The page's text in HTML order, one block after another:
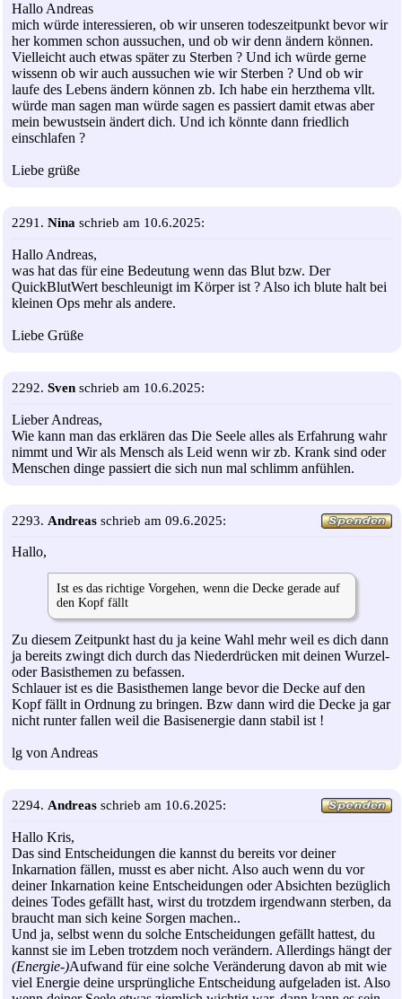
Hallo Andreas
mich würde interessieren, ob wir unseren todeszeitpunkt bevor wir
her kommen schon aussuchen, und ob wir denn ändern können.
Vielleicht auch etwas später zu Sterben ? Und ich würde gerne
wissenn ob wir auch aussuchen wie wir Sterben ? Und ob wir
laufe des Lebens ändern können zb. Ich habe ein herzthema vllt.
würde man sagen man würde sagen es passiert damit etwas aber
mein bewustsein ändert dich. Und ich könnte dann friedlich
einschlafen ?
Liebe grüße
2291. Nina schrieb am 10.6.2025:
Hallo Andreas,
was hat das für eine Bedeutung wenn das Blut bzw. Der
QuickBlutWert beschleunigt im Körper ist ? Also ich blute halt bei
kleinen Ops mehr als andere.
Liebe Grüße
2292. Sven schrieb am 10.6.2025:
Lieber Andreas,
Wie kann man das erklären das Die Seele alles als Erfahrung wahr
nimmt und Wir als Mensch als Leid wenn wir zb. Krank sind oder
Menschen dinge passiert die sich nun mal schlimm anfühlen.
2293. Andreas schrieb am 09.6.2025:
Hallo,
Ist es das richtige Vorgehen, wenn die Decke gerade auf
den Kopf fällt
Zu diesem Zeitpunkt hast du ja keine Wahl mehr weil es dich dann
ja bereits zwingt dich durch das Niederdrücken mit deinen Wurzel-
oder Basisthemen zu befassen.
Schlauer ist es die Basisthemen lange bevor die Decke auf den
Kopf fällt in Ordnung zu bringen. Bzw dann wird die Decke ja gar
nicht runter fallen weil die Basisenergie dann stabil ist !
lg von Andreas
2294. Andreas schrieb am 10.6.2025:
Hallo Kris,
Das sind Entscheidungen die kannst du bereits vor deiner
Inkarnation fällen, musst es aber nicht. Also auch wenn du vor
deiner Inkarnation keine Entscheidungen oder Absichten bezüglich
deines Todes gefällt hast, wirst du trotzdem irgendwann sterben, da
braucht man sich keine Sorgen machen..
Und ja, selbst wenn du solche Entscheidungen gefällt hattest, du
kannst sie im Leben trotzdem noch verändern. Allerdings hängt der
(Energie-)Aufwand für eine solche Veränderung davon ab mit wie
viel Energie deine ursprüngliche Entscheidung aufgeladen ist. Also